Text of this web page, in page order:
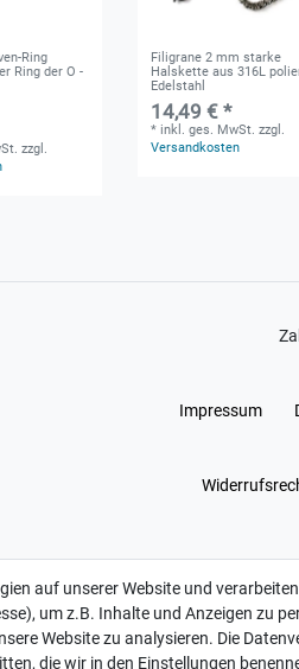
Ring
Ring der O -
zzgl.
Filigrane 2 mm starke
Halskette aus 316L
Edelstahl
14,49 € *
* inkl. ges. MwSt. zzgl.
Versandkosten
Impressum
auf unserer Website und
um z.B. Inhalte und Anzeigen zu
Website zu analysieren. Die
die wir in den Einstellungen